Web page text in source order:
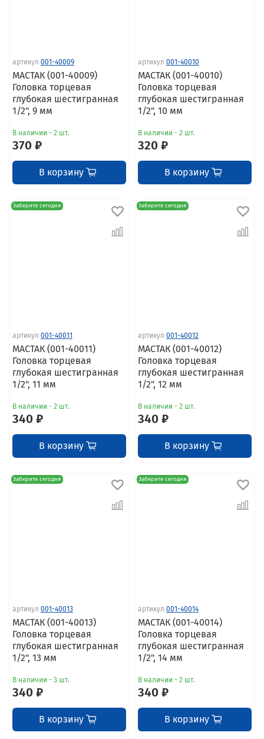
артикул 001-40009
МАСТАК (001-40009)
Головка торцевая
глубокая шестигранная
1/2", 9 мм
В наличии - 2 шт.
370 ₽
В корзину
артикул 001-40010
МАСТАК (001-40010)
Головка торцевая
глубокая шестигранная
1/2", 10 мм
В наличии - 2 шт.
320 ₽
В корзину
Заберите сегодня
артикул 001-40011
МАСТАК (001-40011)
Головка торцевая
глубокая шестигранная
1/2", 11 мм
В наличии - 2 шт.
340 ₽
В корзину
Заберите сегодня
артикул 001-40012
МАСТАК (001-40012)
Головка торцевая
глубокая шестигранная
1/2", 12 мм
В наличии - 2 шт.
340 ₽
В корзину
Заберите сегодня
артикул 001-40013
МАСТАК (001-40013)
Головка торцевая
глубокая шестигранная
1/2", 13 мм
В наличии - 3 шт.
340 ₽
В корзину
Заберите сегодня
артикул 001-40014
МАСТАК (001-40014)
Головка торцевая
глубокая шестигранная
1/2", 14 мм
В наличии - 2 шт.
340 ₽
В корзину